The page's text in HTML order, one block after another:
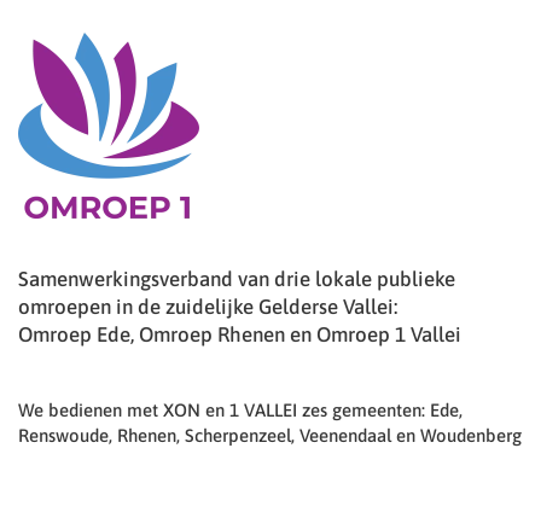
Samenwerkingsverband van drie lokale publieke
omroepen in de zuidelijke Gelderse Vallei:
Omroep Ede, Omroep Rhenen en Omroep 1 Vallei
We bedienen met XON en 1 VALLEI zes gemeenten: Ede,
Renswoude, Rhenen, Scherpenzeel, Veenendaal en Woudenberg